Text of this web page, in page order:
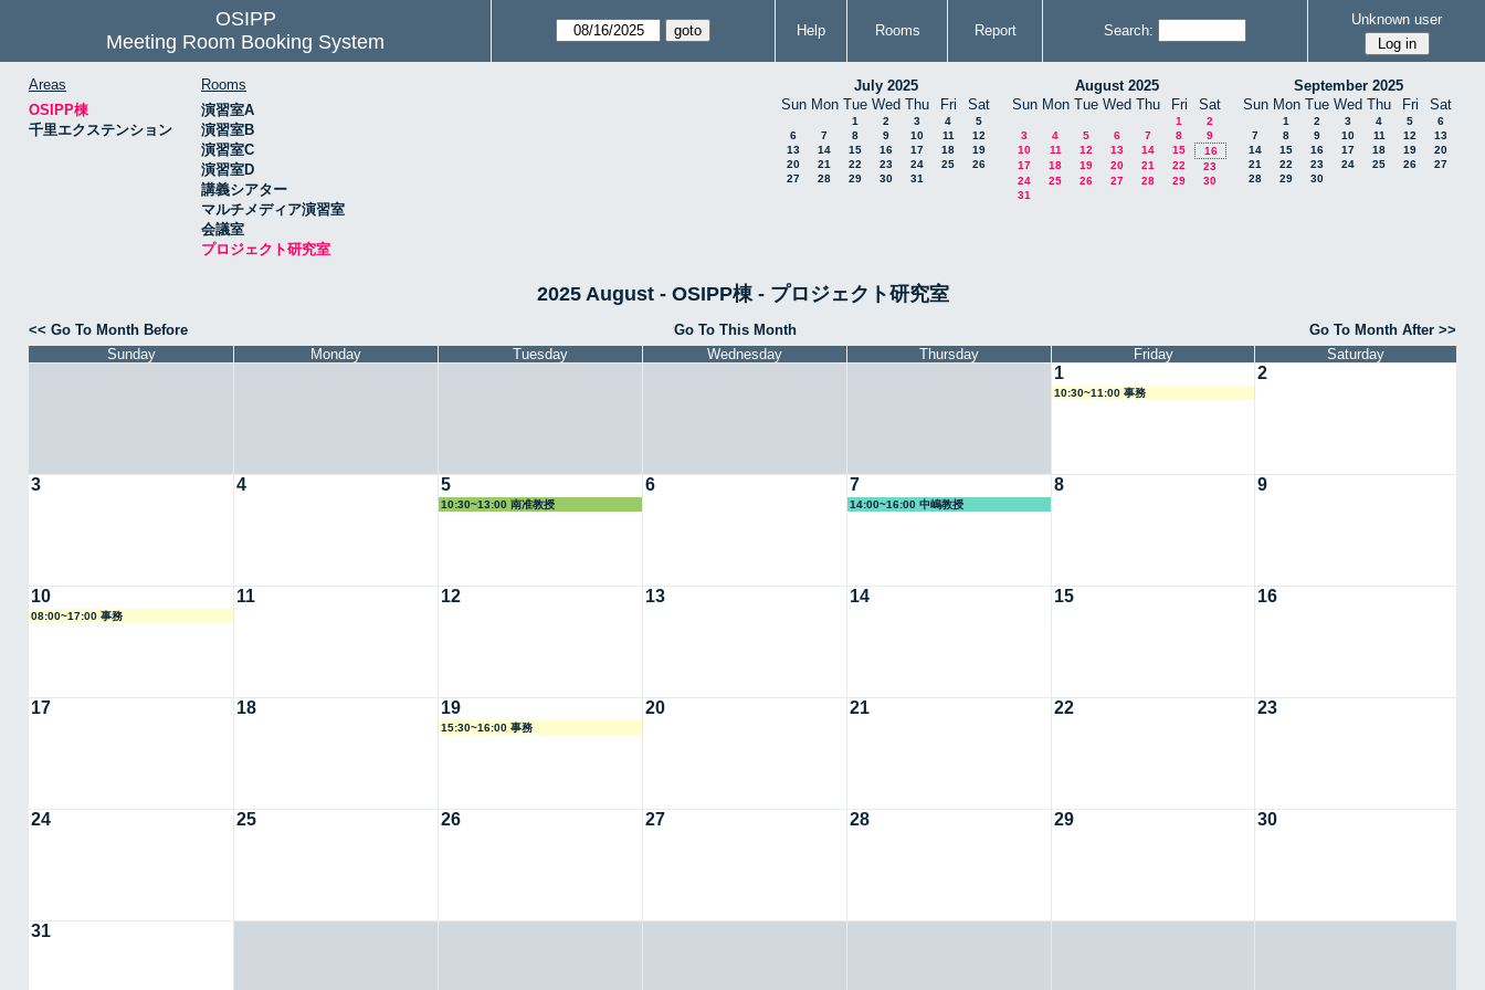
OSIPP
Meeting Room Booking System
Help Rooms Report Search:
Unknown user
Areas
OSIPP棟
千里エクステンション
Rooms
演習室A
演習室B
演習室C
演習室D
講義シアター
マルチメディア演習室
会議室
プロジェクト研究室
July 2025
Sun Mon Tue Wed Thu Fri Sat
1 2 3 4
5
6
7 8 9 10 11
12
13
14 15 16 17 18
19
20
21 22 23 24 25
26
27
28 29 30 31
August 2025
Sun Mon Tue Wed Thu Fri Sat
1
2
3
4 5 6 7 8
9
10
11 12 13 14 15
16
17
18 19 20 21 22
23
24
25 26 27 28 29
30
31
September 2025
Sun Mon Tue Wed Thu Fri Sat
1 2 3 4 5
6
7
8 9 10 11 12
13
14
15 16 17 18 19
20
21
22 23 24 25 26
27
28
29 30
2025 August - OSIPP棟 - プロジェクト研究室
<< Go To Month Before Go To This Month
Go To Month After >>
Sunday
Monday Tuesday Wednesday Thursday Friday Saturday
1
10:30~11:00 事務
2
3 4 5
10:30~13:00 南准教授
6 7
14:00~16:00 中嶋教授
8 9
10
08:00~17:00 事務
11 12 13 14 15 16
17 18 19
15:30~16:00 事務
20 21 22 23
24 25 26 27 28 29 30
31